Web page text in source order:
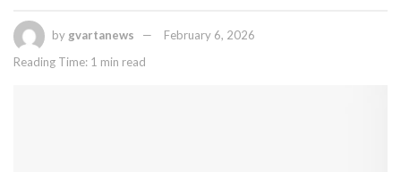
by gvartanews
February 6, 2026
Reading Time: 1 min read